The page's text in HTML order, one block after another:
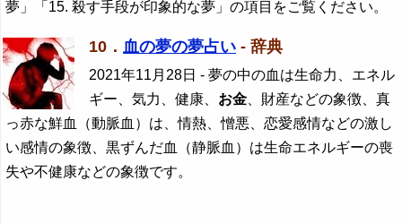
夢」「15. 殺す手段が印象的な夢」の項目をご覧ください。
10． 血の夢の夢占い - 辞典
2021年11月28日 - 夢の中の血は生命力、エネル
ギー、気力、健康、 お金 、財産などの象徴、真
っ赤な鮮血（動脈血）は、情熱、憎悪、恋愛感情などの激し
い感情の象徴、黒ずんだ血（静脈血）は生命エネルギーの喪
失や不健康などの象徴です。